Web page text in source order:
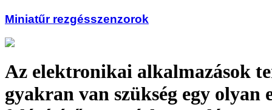
Miniatűr rezgésszenzorok
Az elektronikai alkalmazások
gyakran van szükség egy olyan